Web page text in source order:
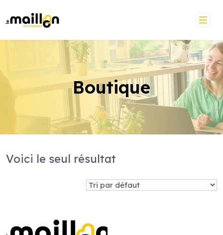
to
content
Boutique
Voici le seul résultat